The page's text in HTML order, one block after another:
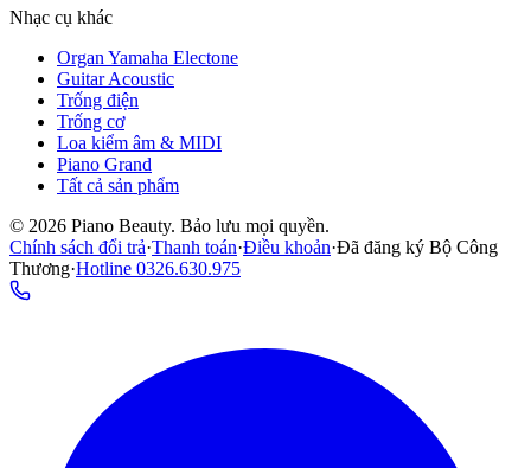
Nhạc cụ khác
Organ Yamaha Electone
Guitar Acoustic
Trống điện
Trống cơ
Loa kiểm âm & MIDI
Piano Grand
Tất cả sản phẩm
© 2026 Piano Beauty. Bảo lưu mọi quyền.
Chính sách đổi trả·Thanh toán·Điều khoản·Đã đăng ký Bộ Công
Thương·Hotline 0326.630.975